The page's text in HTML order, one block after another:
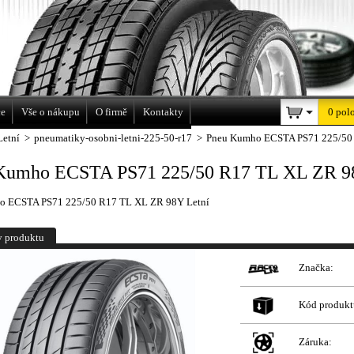
> pneumatiky-osobni-letni-225-50-r17 > Pneu Kumho ECSTA PS71 225/
ECSTA PS71 225/50 R17 TL XL ZR
ECSTA PS71 225/50 R17 TL XL ZR 98Y Letní
produktu
Značka:
Kód
Záruka:
Vše o nákupu O firmě Kontakty 0